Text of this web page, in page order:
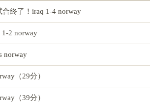
合終了！iraq 1-4 norway
2 norway
norway
（29分）
（39分）